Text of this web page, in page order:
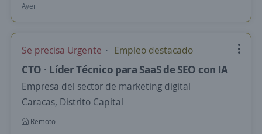
Ayer
Se precisa Urgente Empleo destacado
CTO · Líder Técnico para SaaS de SEO con IA
Empresa del sector de marketing digital
Caracas, Distrito Capital
Remoto